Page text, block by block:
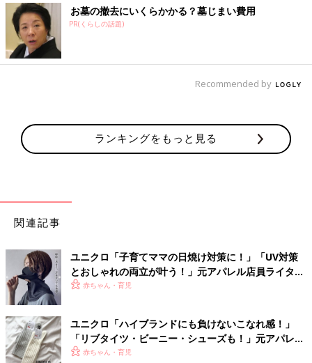
昨年秋に大ヒットしたハイウエストチノワイドパンツがより立体
的でワイドに改良され、腰高・脚長効果がすごい！と早くも話題
です。さらに売り切れ続出だったワッフルＴもＶネックになって
一枚でサマになるストライプシャツはマストバイ！
お墓の撤去にいくらかかる？墓じまい費用
PR(くらしの話題)
Recommended by
ランキングをもっと見る
関連記事
ユニクロ「子育てママの日焼け対策に！」「UV対策
とおしゃれの両立が叶う！」元アパレル店員ライター
おすすめ★小物アイテム5選
赤ちゃん・育児
ユニクロ「ハイブランドにも負けないこなれ感！」
「リブタイツ・ビーニー・シューズも！」元アパレル
店員ライターおすすめ小物類★4選
赤ちゃん・育児